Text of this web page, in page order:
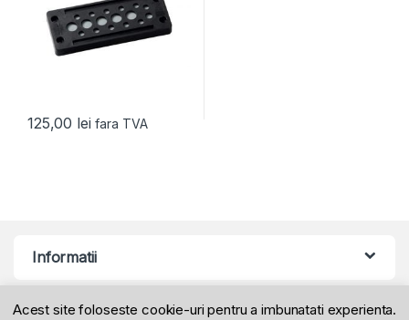
125,00 lei fara TVA
Informatii
Produse
Acest site foloseste cookie-uri pentru a imbunatati experienta.